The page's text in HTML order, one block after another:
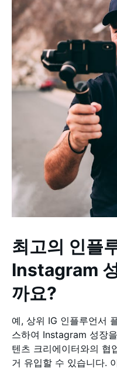
최고의 인플
Instagram
까요?
예, 상위 IG 인플루언서
스하여 Instagram 성장
텐츠 크리에이터와의 협
거 유입할 수 있습니다.